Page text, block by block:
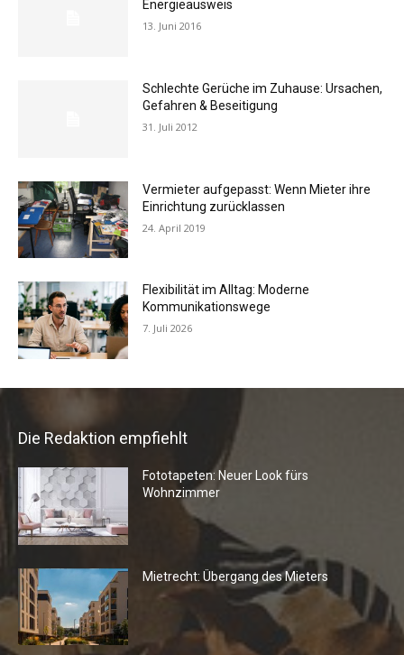
Energieausweis
13. Juni 2016
Schlechte Gerüche im Zuhause: Ursachen,
Gefahren & Beseitigung
31. Juli 2012
Vermieter aufgepasst: Wenn Mieter ihre
Einrichtung zurücklassen
24. April 2019
Flexibilität im Alltag: Moderne
Kommunikationswege
7. Juli 2026
Die Redaktion empfiehlt
Fototapeten: Neuer Look fürs
Wohnzimmer
Mietrecht: Übergang des Mieters